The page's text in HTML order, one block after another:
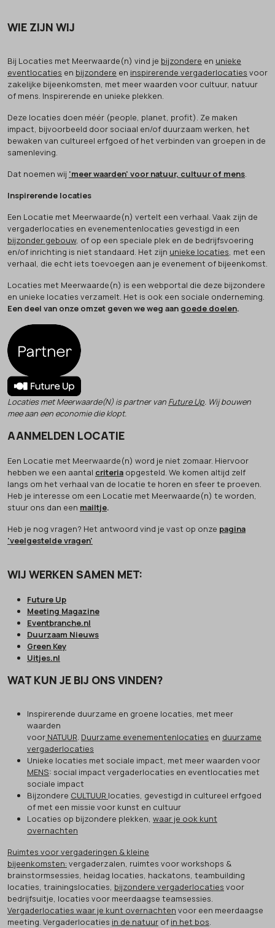
WIE ZIJN WIJ
Bij Locaties met Meerwaarde(n) vind je bijzondere en unieke
eventlocaties en bijzondere en inspirerende vergaderlocaties voor
zakelijke bijeenkomsten, met meer waarden voor cultuur, natuur
of mens. Inspirerende en unieke plekken.
Deze locaties doen méér (people, planet, profit). Ze maken
impact, bijvoorbeeld door sociaal en/of duurzaam werken, het
bewaken van cultureel erfgoed of het verbinden van groepen in de
samenleving.
Dat noemen wij 'meer waarden' voor natuur, cultuur of mens.
Inspirerende locaties
Een Locatie met Meerwaarde(n) vertelt een verhaal. Vaak zijn de
vergaderlocaties en evenementenlocaties gevestigd in een
bijzonder gebouw, of op een speciale plek en de bedrijfsvoering
en/of inrichting is niet standaard. Het zijn unieke locaties, met een
verhaal, die echt iets toevoegen aan je evenement of bijeenkomst.
Locaties met Meerwaarde(n) is een webportal die deze bijzondere
en unieke locaties verzamelt. Het is ook een sociale onderneming.
Een deel van onze omzet geven we weg aan goede doelen.
Locaties met Meerwaarde(N) is partner van Future Up. Wij bouwen
mee aan een economie die klopt.
AANMELDEN LOCATIE
Een Locatie met Meerwaarde(n) word je niet zomaar. Hiervoor
hebben we een aantal criteria opgesteld. We komen altijd zelf
langs om het verhaal van de locatie te horen en sfeer te proeven.
Heb je interesse om een Locatie met Meerwaarde(n) te worden,
stuur ons dan een mailtje.
Heb je nog vragen? Het antwoord vind je vast op onze pagina
'veelgestelde vragen'
WIJ WERKEN SAMEN MET:
Future Up
Meeting Magazine
Eventbranche.nl
Duurzaam Nieuws
Green Key
Uitjes.nl
WAT KUN JE BIJ ONS VINDEN?
Inspirerende duurzame en groene locaties, met meer
waarden
voor NATUUR. Duurzame evenementenlocaties en duurzame
vergaderlocaties
Unieke locaties met sociale impact, met meer waarden voor
MENS: social impact vergaderlocaties en eventlocaties met
sociale impact
Bijzondere CULTUUR locaties, gevestigd in cultureel erfgoed
of met een missie voor kunst en cultuur
Locaties op bijzondere plekken, waar je ook kunt
overnachten
Ruimtes voor vergaderingen & kleine
bijeenkomsten: vergaderzalen, ruimtes voor workshops &
brainstormsessies, heidag locaties, hackatons, teambuilding
locaties, trainingslocaties, bijzondere vergaderlocaties voor
bedrijfsuitje, locaties voor meerdaagse teamsessies.
Vergaderlocaties waar je kunt overnachten voor een meerdaagse
meeting. Vergaderlocaties in de natuur of in het bos.